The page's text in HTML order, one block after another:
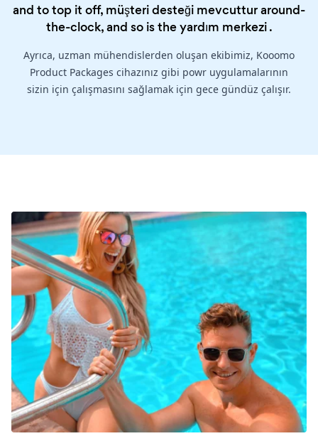
and to top it off, müşteri desteği mevcuttur around-
the-clock, and so is theyardım merkezi.
Ayrıca, uzman mühendislerden oluşan ekibimiz, Kooomo
Product Packages cihazınız gibi powr uygulamalarının
sizin için çalışmasını sağlamak için gece gündüz çalışır.